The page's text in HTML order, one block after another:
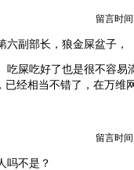
留言时间
副部长，狼金屎盆子，
吃屎吃好了也是很不容易
已经相当不错了，在万维
留言时间
吗不是？